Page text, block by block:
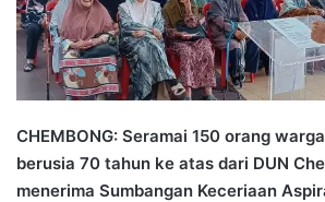
e
m
a
i
CHEMBONG: Seramai 150 orang
berusia 70 tahun ke atas dari DUN
menerima Sumbangan Keceriaan